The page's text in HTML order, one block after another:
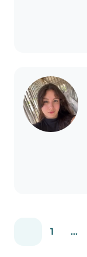
1 ...